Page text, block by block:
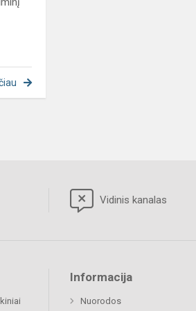
Vidinis kanalas
Informacija
Nuorodos